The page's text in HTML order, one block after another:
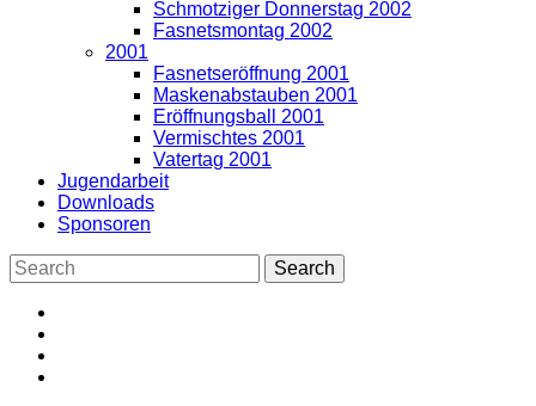
Schmotziger Donnerstag 2002
Fasnetsmontag 2002
2001
Fasnetseröffnung 2001
Maskenabstauben 2001
Eröffnungsball 2001
Vermischtes 2001
Vatertag 2001
Jugendarbeit
Downloads
Sponsoren